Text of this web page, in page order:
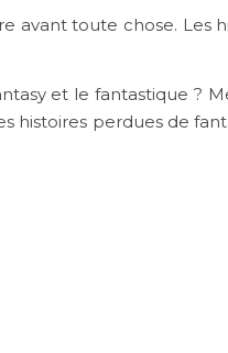
avant toute chose. Les
et le fantastique ?
histoires perdues de